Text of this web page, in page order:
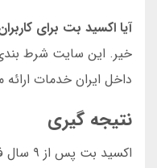
آیا اکسید بت برای
خیر. این سایت شرط
داخل ایران خدمات
نتیجه گیری
اکسید